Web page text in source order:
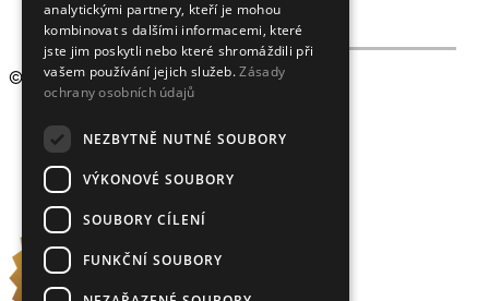
© 2009 - 2026Crystalex CZ, s.r.o.
analytickými partnery, kteří je mohou
kombinovat s dalšími informacemi, které
jste jim poskytli nebo které shromáždili při
vašem používání jejich služeb.Zásady
ochrany osobních údajů
NEZBYTNĚ NUTNÉ SOUBORY
VÝKONOVÉ SOUBORY
SOUBORY CÍLENÍ
FUNKČNÍ SOUBORY